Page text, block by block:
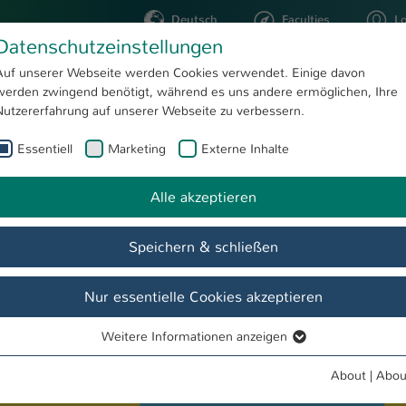
Deutsch Faculties
STUDYING RESEARCH
Entdecken, informieren, ausprobieren: Drei Tage Offener Campus der Hochschule Kaiserslautern
unserer Webseite werden Cookies verwendet. Einige davon
zwingend benötigt, während es uns andere ermöglichen, Ihre
auf unserer Webseite zu verbessern.
Essentiell Marketing Externe Inhalte
Alle akzeptieren
Speichern & schließen
Nur essentielle Cookies akzeptieren
Essentielle Cookies werden für grundlegende Funktionen der
Weitere Informationen anzeigen
About |